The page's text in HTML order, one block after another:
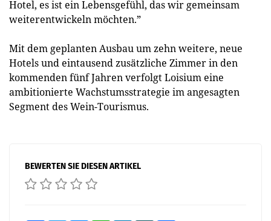
Hotel, es ist ein Lebensgefühl, das wir gemeinsam
weiterentwickeln möchten.”
Mit dem geplanten Ausbau um zehn weitere, neue
Hotels und eintausend zusätzliche Zimmer in den
kommenden fünf Jahren verfolgt Loisium eine
ambitionierte Wachstumsstrategie im angesagten
Segment des Wein-Tourismus.
BEWERTEN SIE DIESEN ARTIKEL